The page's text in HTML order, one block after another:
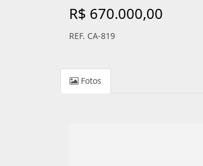
R$ 670.000,00
REF. CA-819
Fotos